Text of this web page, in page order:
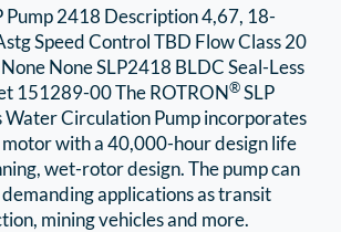
Pump 2418 Description 4,67, 18-
Speed Control TBD Flow Class 20
None SLP2418 BLDC Seal-Less
151289-00 The ROTRON® SLP
Water Circulation Pump incorporates
motor with a 40,000-hour design life
wet-rotor design. The pump can
demanding applications as transit
mining vehicles and more.